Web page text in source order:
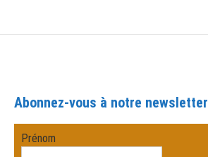
Abonnez-vous à notre newsletter
Prénom